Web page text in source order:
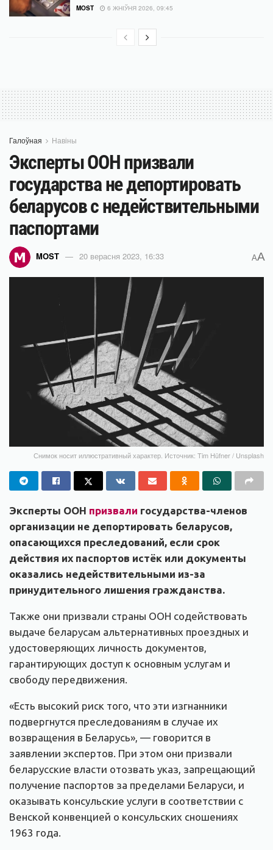
MOST 6 ЖНІЎНЯ 2026, 09:45
Галоўная Навіны
Эксперты ООН призвали
государства не депортировать
беларусов с недействительными
паспортами
MOST 20 верасня 2023, 16:33 AA
Снимок носит иллюстративный характер. Источник: Tim Hüfner / Unsplash
Эксперты ООН призвали государства-членов
организации не депортировать беларусов,
опасающихся преследований, если срок
действия их паспортов истёк или документы
оказались недействительными из-за
принудительного лишения гражданства.
Также они призвали страны ООН содействовать
выдаче беларусам альтернативных проездных и
удостоверяющих личность документов,
гарантирующих доступ к основным услугам и
свободу передвижения.
«Есть высокий риск того, что эти изгнанники
подвергнутся преследованиям в случае их
возвращения в Беларусь», — говорится в
заявлении экспертов. При этом они призвали
беларусские власти отозвать указ, запрещающий
получение паспортов за пределами Беларуси, и
оказывать консульские услуги в соответствии с
Венской конвенцией о консульских сношениях
1963 года.